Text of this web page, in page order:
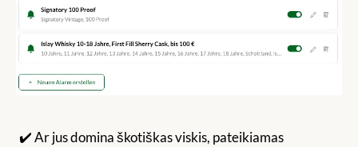
✔️ Ar jus domina škotiškas viskis, pateikiamas